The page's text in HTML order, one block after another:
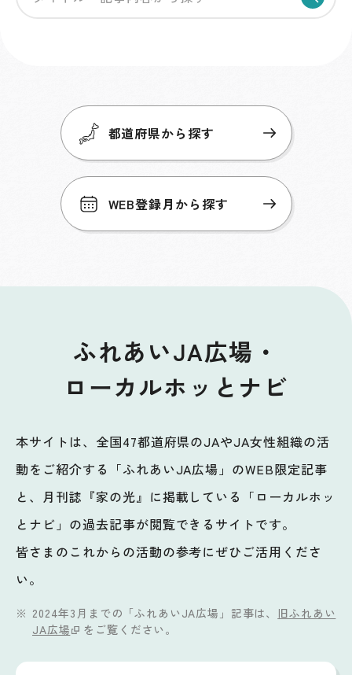
都道府県から探す
WEB登録月から探す
ふれあいJA広場・
ローカルホッとナビ
本サイトは、全国47都道府県のJAやJA女性組織の活
動をご紹介する「ふれあいJA広場」のWEB限定記事
と、月刊誌『家の光』に掲載している「ローカルホッ
とナビ」の過去記事が閲覧できるサイトです。
皆さまのこれからの活動の参考にぜひご活用くださ
い。
2024年3月までの「ふれあいJA広場」記事は、 旧ふれあい
JA広場
をご覧ください。